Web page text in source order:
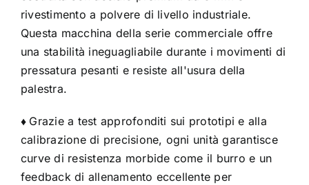
rivestimento a polvere di livello industriale.
Questa macchina della serie commerciale offre
una stabilità ineguagliabile durante i movimenti di
pressatura pesanti e resiste all'usura della
palestra.
♦ Grazie a test approfonditi sui prototipi e alla
calibrazione di precisione, ogni unità garantisce
curve di resistenza morbide come il burro e un
feedback di allenamento eccellente per